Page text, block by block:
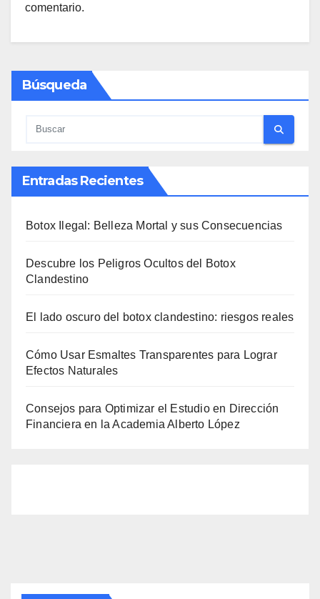
comentario.
Búsqueda
Entradas Recientes
Botox Ilegal: Belleza Mortal y sus Consecuencias
Descubre los Peligros Ocultos del Botox
Clandestino
El lado oscuro del botox clandestino: riesgos reales
Cómo Usar Esmaltes Transparentes para Lograr
Efectos Naturales
Consejos para Optimizar el Estudio en Dirección
Financiera en la Academia Alberto López